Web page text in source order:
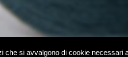
che si avvalgono di cookie necessari